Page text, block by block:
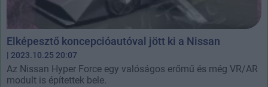
Elképesztő koncepcióautóval jött ki a Nissan
| 2023.10.25 20:07
Az Nissan Hyper Force egy valóságos erőmű és még VR/AR
modult is építettek bele.